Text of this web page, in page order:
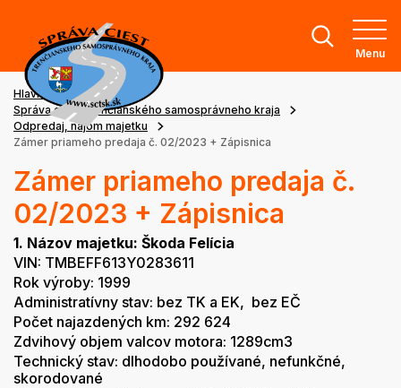
Menu
Hlavná stránka
Správa ciest Trenčianského samosprávneho kraja
Odpredaj, nájom majetku
Zámer priameho predaja č. 02/2023 + Zápisnica
Zámer priameho predaja č.
02/2023 + Zápisnica
1. Názov majetku: Škoda Felícia
VIN: TMBEFF613Y0283611
Rok výroby: 1999
Administratívny stav: bez TK a EK, bez EČ
Počet najazdených km: 292 624
Zdvihový objem valcov motora: 1289cm3
Technický stav: dlhodobo používané, nefunkčné,
skorodované